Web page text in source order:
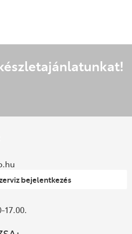
bejelentkezés
17.00.